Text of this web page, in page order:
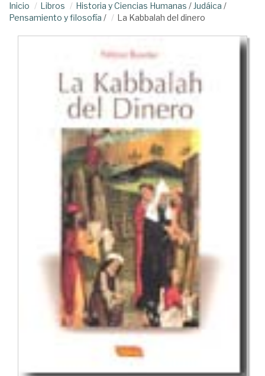
Inicio Libros Historia y Ciencias Humanas / Judáica /
Pensamiento y filosofía / La Kabbalah del dinero